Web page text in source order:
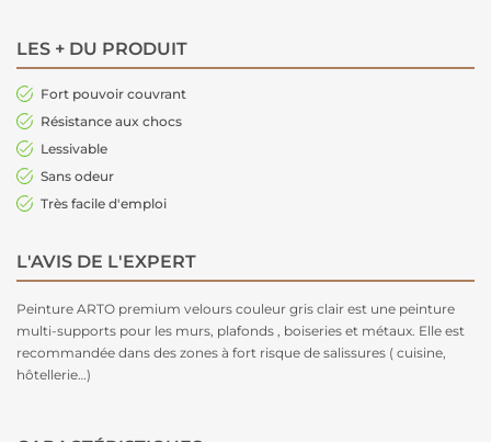
LES + DU PRODUIT
Fort pouvoir couvrant
Résistance aux chocs
Lessivable
Sans odeur
Très facile d'emploi
L'AVIS DE L'EXPERT
Peinture ARTO premium velours couleur gris clair est une peinture
multi-supports pour les murs, plafonds , boiseries et métaux. Elle est
recommandée dans des zones à fort risque de salissures ( cuisine,
hôtellerie…)